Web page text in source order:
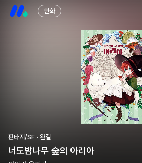
만화
판타지/SF · 완결
너도밤나무 숲의 아리아